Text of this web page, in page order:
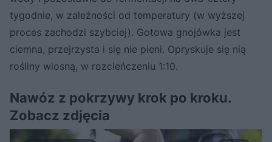
tygodnie, w zależności od temperatury (w wyższej
proces zachodzi szybciej). Gotowa gnojówka jest
ciemna, przejrzysta i się nie pieni. Opryskuje się nią
rośliny wiosną, w rozcieńczeniu 1:10.
Nawóz z pokrzywy krok po kroku.
Zobacz zdjęcia